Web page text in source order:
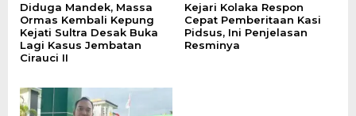
Diduga Mandek, Massa
Ormas Kembali Kepung
Kejati Sultra Desak Buka
Lagi Kasus Jembatan
Cirauci II
Kejari Kolaka Respon
Cepat Pemberitaan Kasi
Pidsus, Ini Penjelasan
Resminya